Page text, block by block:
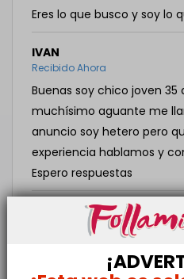
Eres lo que busco y soy lo
IVAN
Recibido Ahora
Buenas soy chico joven
muchísimo aguante me
anuncio soy hetero pero
experiencia hablamos y
Espero respuestas
Recibido Ahora